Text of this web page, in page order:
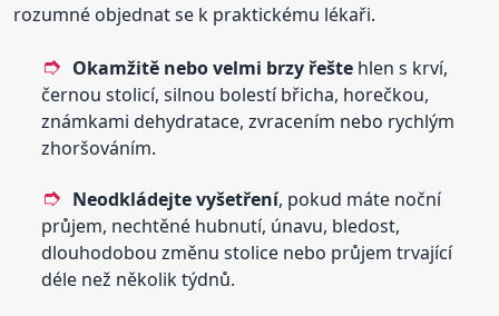
rozumné objednat se k praktickému lékaři.
Okamžitě nebo velmi brzy řešte hlen s krví,
černou stolicí, silnou bolestí břicha, horečkou,
známkami dehydratace, zvracením nebo rychlým
zhoršováním.
Neodkládejte vyšetření, pokud máte noční
průjem, nechtěné hubnutí, únavu, bledost,
dlouhodobou změnu stolice nebo průjem trvající
déle než několik týdnů.